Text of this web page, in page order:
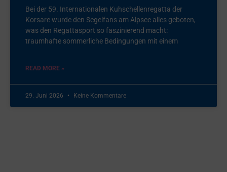
Bei der 59. Internationalen Kuhschellenregatta der
Korsare wurde den Segelfans am Alpsee alles geboten,
was den Regattasport so faszinierend macht:
traumhafte sommerliche Bedingungen mit einem
READ MORE »
29. Juni 2026 Keine Kommentare